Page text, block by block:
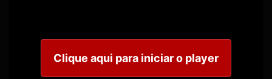
Clique aqui para iniciar o player